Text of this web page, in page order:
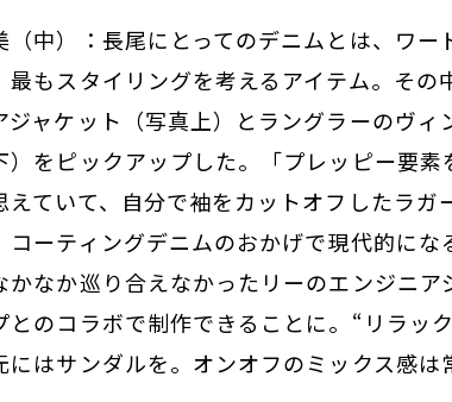
（中）：長尾にとってのデニムとは、ワ
最もスタイリングを考えるアイテム。そ
ジャケット（写真上）とラングラーのヴ
）をピックアップした。「プレッピー要
えていて、自分で袖をカットオフしたラ
コーティングデニムのおかげで現代的に
かなか巡り合えなかったリーのエンジニ
とのコラボで制作できることに。“リラッ
にはサンダルを。オンオフのミックス感は